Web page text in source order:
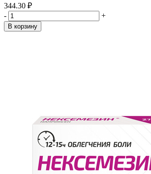
344.30 ₽
-
+
В корзину